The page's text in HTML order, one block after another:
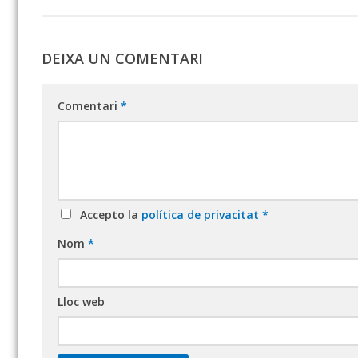
DEIXA UN COMENTARI
Comentari *
Accepto la política de privacitat *
Nom *
Lloc web